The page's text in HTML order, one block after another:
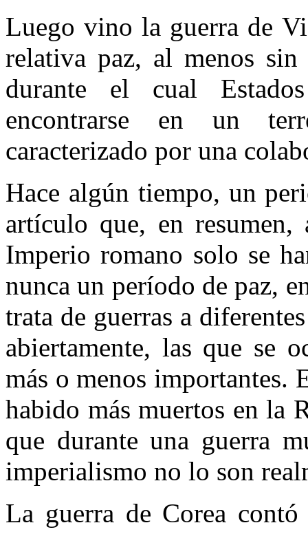
Luego vino la guerra de
relativa paz, al menos sin
durante el cual
encontrarse en un
caracterizado por una
Hace algún tiempo, un
artículo que, en
Imperio romano solo se
nunca un período de paz,
trata de guerras a
abiertamente, las que se
más o menos importantes.
habido más muertos en la
que durante una guerra
imperialismo no lo son
La guerra de Corea